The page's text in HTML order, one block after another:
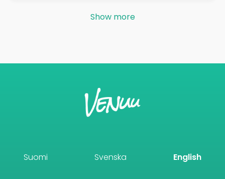
Show more
Suomi Svenska English